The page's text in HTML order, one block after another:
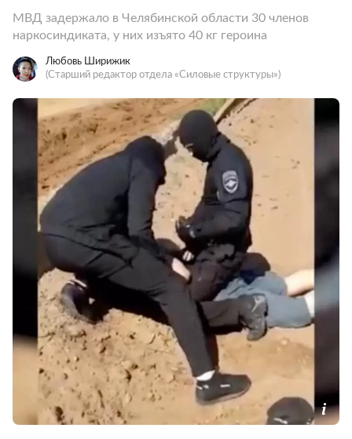
МВД задержало в Челябинской области 30 членов
наркосиндиката, у них изъято 40 кг героина
Любовь Ширижик
(Старший редактор отдела «Силовые структуры»)